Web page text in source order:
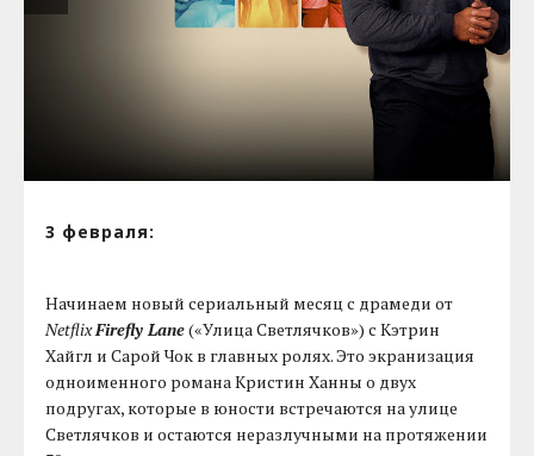
3 февраля:
Начинаем новый сериальный месяц с драмеди от
NetflixFirefly Lane(«Улица Светлячков») с Кэтрин
Хайгл и Сарой Чок в главных ролях. Это экранизация
одноименного романа Кристин Ханны о двух
подругах, которые в юности встречаются на улице
Светлячков и остаются неразлучными на протяжении